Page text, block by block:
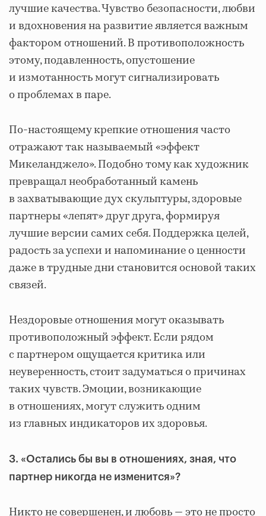
лучшие качества. Чувство безопасности, любви
и вдохновения на развитие является важным
фактором отношений. В противоположность
этому, подавленность, опустошение
и измотанность могут сигнализировать
о проблемах в паре.
По-настоящему крепкие отношения часто
отражают так называемый «эффект
Микеланджело». Подобно тому как художник
превращал необработанный камень
в захватывающие дух скульптуры, здоровые
партнеры «лепят» друг друга, формируя
лучшие версии самих себя. Поддержка целей,
радость за успехи и напоминание о ценности
даже в трудные дни становится основой таких
связей.
Нездоровые отношения могут оказывать
противоположный эффект. Если рядом
с партнером ощущается критика или
неуверенность, стоит задуматься о причинах
таких чувств. Эмоции, возникающие
в отношениях, могут служить одним
из главных индикаторов их здоровья.
3. «Остались бы вы в отношениях, зная, что
партнер никогда не изменится»?
Никто не совершенен, и любовь — это не просто